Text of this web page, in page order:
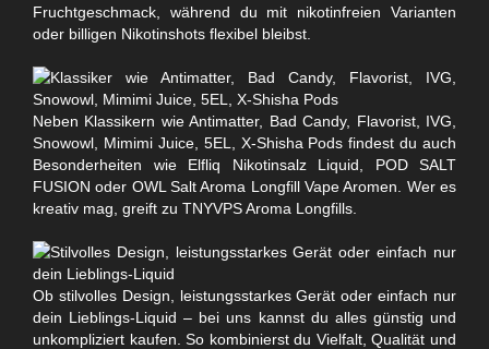
Fruchtgeschmack, während du mit nikotinfreien Varianten
oder billigen Nikotinshots flexibel bleibst.
Neben Klassikern wie Antimatter, Bad Candy, Flavorist, IVG,
Snowowl, Mimimi Juice, 5EL, X-Shisha Pods findest du auch
Besonderheiten wie Elfliq Nikotinsalz Liquid, POD SALT
FUSION oder OWL Salt Aroma Longfill Vape Aromen. Wer es
kreativ mag, greift zu TNYVPS Aroma Longfills.
Ob stilvolles Design, leistungsstarkes Gerät oder einfach nur
dein Lieblings-Liquid – bei uns kannst du alles günstig und
unkompliziert kaufen. So kombinierst du Vielfalt, Qualität und